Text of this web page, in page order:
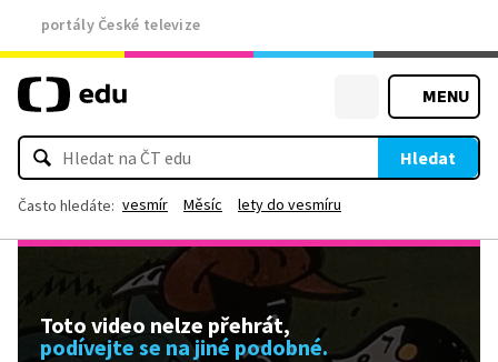
portály České televize
MENU
Hledat
Často hledáte: vesmír Měsíc lety do vesmíru
Toto video nelze přehrát,
podívejte se na jiné podobné.